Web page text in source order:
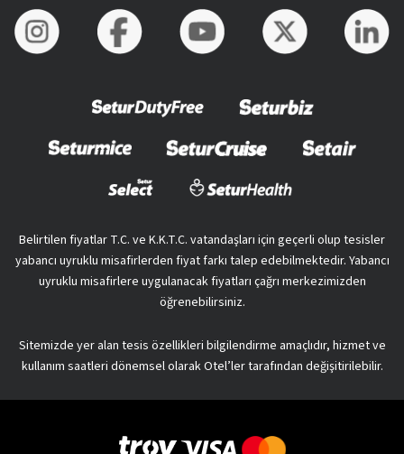
Belirtilen fiyatlar T.C. ve K.K.T.C. vatandaşları için geçerli olup tesisler
yabancı uyruklu misafirlerden fiyat farkı talep edebilmektedir. Yabancı
uyruklu misafirlere uygulanacak fiyatları çağrı merkezimizden
öğrenebilirsiniz.
Sitemizde yer alan tesis özellikleri bilgilendirme amaçlıdır, hizmet ve
kullanım saatleri dönemsel olarak Otel’ler tarafından değişitirilebilir.